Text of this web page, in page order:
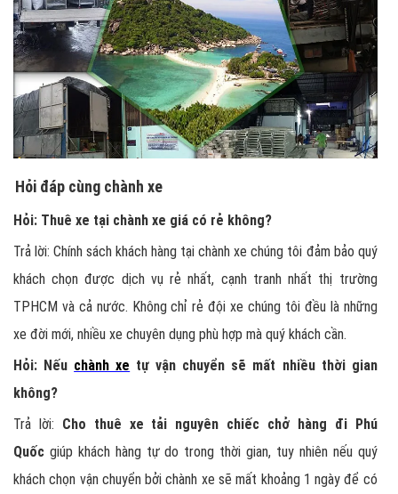
Hỏi đáp cùng chành xe
Hỏi: Thuê xe tại chành xe giá có rẻ không?
Trả lời: Chính sách khách hàng tại chành xe chúng tôi đảm bảo quý
khách chọn được dịch vụ rẻ nhất, cạnh tranh nhất thị trường
TPHCM và cả nước. Không chỉ rẻ đội xe chúng tôi đều là những
xe đời mới, nhiều xe chuyên dụng phù hợp mà quý khách cần.
Hỏi: Nếu chành xe tự vận chuyển sẽ mất nhiều thời gian
không?
Trả lời: Cho thuê xe tải nguyên chiếc chở hàng đi Phú
Quốc giúp khách hàng tự do trong thời gian, tuy nhiên nếu quý
khách chọn vận chuyển bởi chành xe sẽ mất khoảng 1 ngày để có